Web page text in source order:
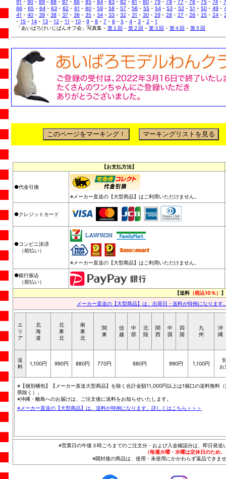
91 - 90 - 89 - 88 - 87 - 86 - 85 - 84 - 83 - 82 - 81 - 80 - 79 - 78 - 77 - 76 - 75 - 74 -
66 - 65 - 64 - 63 - 62 - 61 - 60 - 59 - 58 - 57 - 56 - 55 - 54 - 53 - 52 - 51 - 50 - 49 -
41 - 40 - 39 - 38 - 37 - 36 - 35 - 34 - 33 - 32 - 31 - 30 - 29 - 28 - 27 - 26 - 25 - 24 -
- 15 - 14 - 13 - 12 - 11 - 10 - 9 - 8 - 7 - 6 - 5 - 4 - 3 - 2 - 1
「あいばろけいじばんオフ会」写真集 - 第１回 - 第２回 - 第３回 - 第４回 - 第５回
【お支払方法】
●代金引換
※メーカー直送の【大型商品】はご利用いただけません。
●クレジットカード
●コンビニ決済
（前払い）
※メーカー直送の【大型商品】はご利用いただけません。
●銀行振込
（前払い）
【送料 （税込10％） 】
メーカー直送の【大型商品】は、出荷日・送料が特例になりま
エ
リ
ア
北
海
道
北
東
北
南
東
北
関
東
信
越
中
部
北
陸
関
西
中
国
四
国
九
州
沖
縄
送
料
1,100円 990円 880円 770円 880円 990円 1,100円
お
※【個別梱包】【メーカー直送大型商品】を除く合計金額11,000円以上は1個口の送料無料（
県除く）。
※沖縄・離島へのお届けは、ご注文後に送料をお知らせいたします。
※メーカー直送の【大型商品】は、送料が特例になります。詳しくはこちら＞＞＞
※営業日の午後３時ごろまでのご注文分・および入金確認分は、即日発
（毎週火曜・水曜は定休日のため
※開封後の商品は、使用・未使用にかかわらず返品できま